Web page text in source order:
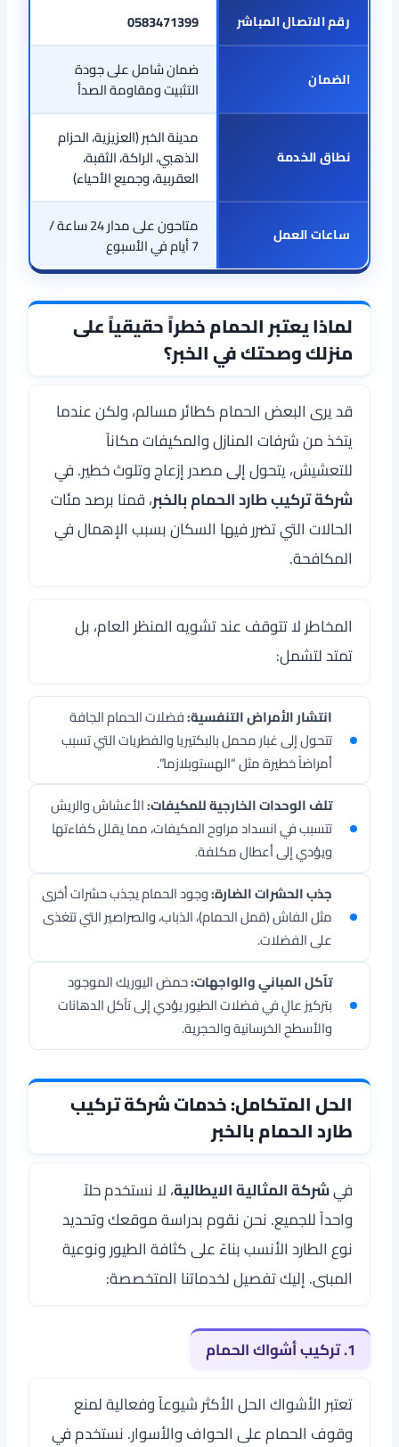
رقم الاتصال المباشر 0583471399
الضمان
ضمان شامل على جودة
التثبيت ومقاومة الصدأ
نطاق الخدمة
مدينة الخبر (العزيزية، الحزام
الذهبي، الراكة، الثقبة،
العقربية، وجميع الأحياء)
ساعات العمل
متاحون على مدار 24 ساعة /
7 أيام في الأسبوع
لماذا يعتبر الحمام خطراً حقيقياً على
منزلك وصحتك في الخبر؟
قد يرى البعض الحمام كطائر مسالم، ولكن عندما
يتخذ من شرفات المنازل والمكيفات مكاناً
للتعشيش، يتحول إلى مصدر إزعاج وتلوث خطير. في
شركة تركيب طارد الحمام بالخبر، قمنا برصد مئات
الحالات التي تضرر فيها السكان بسبب الإهمال في
المكافحة.
المخاطر لا تتوقف عند تشويه المنظر العام، بل
تمتد لتشمل:
انتشار الأمراض التنفسية:فضلات الحمام الجافة
تتحول إلى غبار محمل بالبكتيريا والفطريات التي تسبب
أمراضاً خطيرة مثل “الهستوبلازما”.
تلف الوحدات الخارجية للمكيفات:الأعشاش والريش
تتسبب في انسداد مراوح المكيفات، مما يقلل كفاءتها
ويؤدي إلى أعطال مكلفة.
جذب الحشرات الضارة:وجود الحمام يجذب حشرات أخرى
مثل الفاش (قمل الحمام)، الذباب، والصراصير التي تتغذى
على الفضلات.
تآكل المباني والواجهات:حمض اليوريك الموجود
بتركيز عالٍ في فضلات الطيور يؤدي إلى تآكل الدهانات
والأسطح الخرسانية والحجرية.
الحل المتكامل: خدمات شركة تركيب
طارد الحمام بالخبر
فيشركة المثالية الايطالية، لا نستخدم حلاً
واحداً للجميع. نحن نقوم بدراسة موقعك وتحديد
نوع الطارد الأنسب بناءً على كثافة الطيور ونوعية
المبنى. إليك تفصيل لخدماتنا المتخصصة:
1. تركيب أشواك الحمام
تعتبر الأشواك الحل الأكثر شيوعاً وفعالية لمنع
وقوف الحمام على الحواف والأسوار. نستخدم في